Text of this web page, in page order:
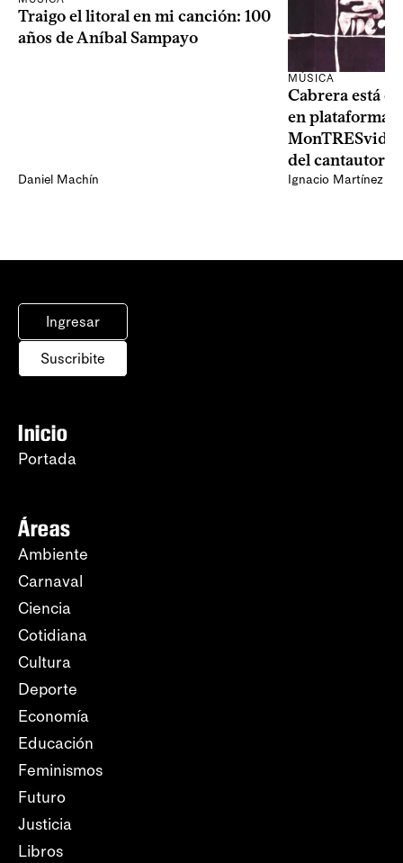
Traigo el litoral en mi canción: 100
años de Aníbal Sampayo
Daniel Machín
MÚSICA
Cabrera está
en plataformas
del cantautor
Ignacio Martínez
Ingresar
Suscribite
Inicio
Portada
Áreas
Ambiente
Carnaval
Ciencia
Cotidiana
Cultura
Deporte
Economía
Educación
Feminismos
Futuro
Justicia
Libros